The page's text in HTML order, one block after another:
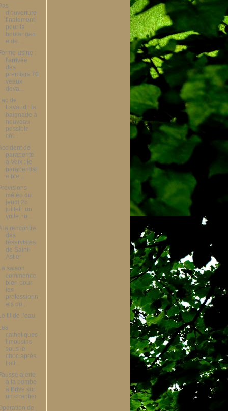
d'ouverture
finalement
pour la
boulangeri
e de ...
usine :
l'arrivée
des
premiers 70
veaux
deva...
de
Lavaud : la
baignade à
nouveau
possible
côt...
de
parapente
à Veix : le
parapentist
e ble...
météo du
jeudi 28
juillet : un
voile nu...
la rencontre
des
réservistes
de Saint-
Astier
saison
commence
bien pour
les
professionn
els du...
fil de l’eau
catholiques
limousins
sous le
choc après
l’att...
alerte
à la bombe
à Brive sur
un chantier
de